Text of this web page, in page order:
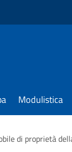
Modulistica
di proprietà